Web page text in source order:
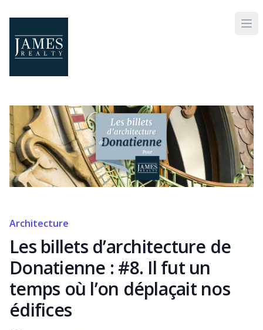
Architecture
Les billets d’architecture de
Donatienne : #8. Il fut un
temps où l’on déplaçait nos
édifices